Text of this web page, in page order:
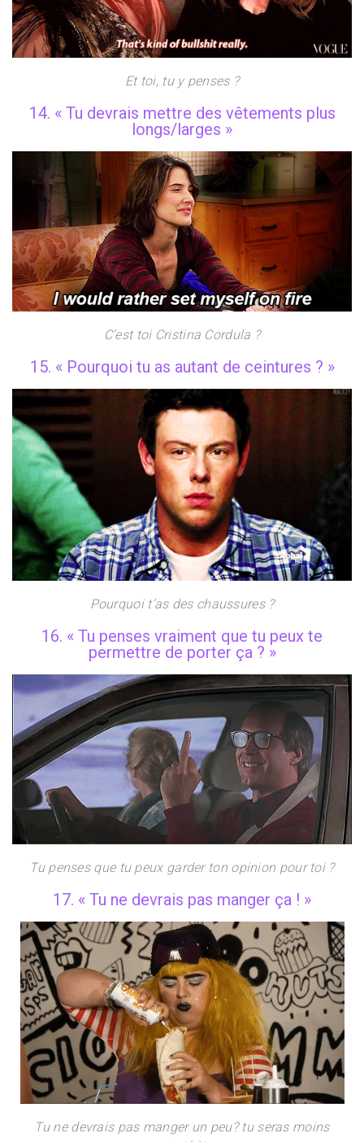
Et toi, tu y penses ?
14. « Tu devrais mettre des vêtements plus
longs/larges »
C’est toi Cristina Cordula ?
15. « Pourquoi tu as autant de ceintures ? »
Pourquoi t’as des chaussures ?
16. « Tu penses vraiment que tu peux te
permettre de porter ça ? »
Tu penses que tu peux garder ton opinion pour toi ?
17. « Tu ne devrais pas manger ça ! »
Tu ne devrais pas manger un peu? tu seras moins